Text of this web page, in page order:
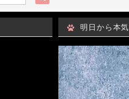
明日から本